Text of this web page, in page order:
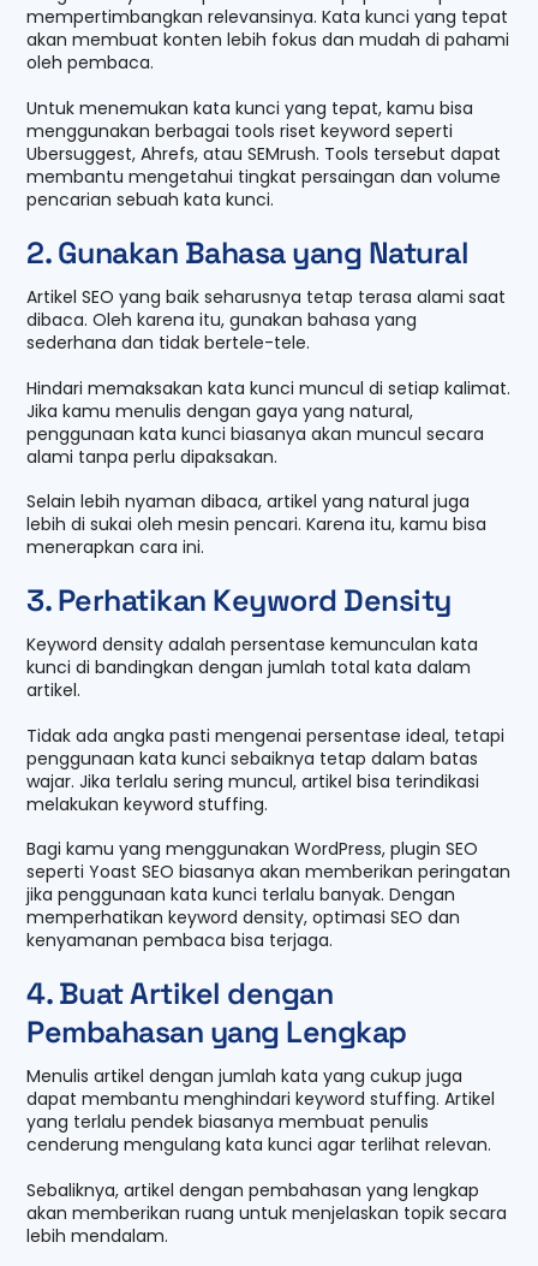
mempertimbangkan relevansinya. Kata kunci yang tepat
akan membuat konten lebih fokus dan mudah di pahami
oleh pembaca.
Untuk menemukan kata kunci yang tepat, kamu bisa
menggunakan berbagai tools riset keyword seperti
Ubersuggest, Ahrefs, atau SEMrush. Tools tersebut dapat
membantu mengetahui tingkat persaingan dan volume
pencarian sebuah kata kunci.
2. Gunakan Bahasa yang Natural
Artikel SEO yang baik seharusnya tetap terasa alami saat
dibaca. Oleh karena itu, gunakan bahasa yang
sederhana dan tidak bertele-tele.
Hindari memaksakan kata kunci muncul di setiap kalimat.
Jika kamu menulis dengan gaya yang natural,
penggunaan kata kunci biasanya akan muncul secara
alami tanpa perlu dipaksakan.
Selain lebih nyaman dibaca, artikel yang natural juga
lebih di sukai oleh mesin pencari. Karena itu, kamu bisa
menerapkan cara ini.
3. Perhatikan Keyword Density
Keyword density adalah persentase kemunculan kata
kunci di bandingkan dengan jumlah total kata dalam
artikel.
Tidak ada angka pasti mengenai persentase ideal, tetapi
penggunaan kata kunci sebaiknya tetap dalam batas
wajar. Jika terlalu sering muncul, artikel bisa terindikasi
melakukan keyword stuffing.
Bagi kamu yang menggunakan WordPress, plugin SEO
seperti Yoast SEO biasanya akan memberikan peringatan
jika penggunaan kata kunci terlalu banyak. Dengan
memperhatikan keyword density, optimasi SEO dan
kenyamanan pembaca bisa terjaga.
4. Buat Artikel dengan
Pembahasan yang Lengkap
Menulis artikel dengan jumlah kata yang cukup juga
dapat membantu menghindari keyword stuffing. Artikel
yang terlalu pendek biasanya membuat penulis
cenderung mengulang kata kunci agar terlihat relevan.
Sebaliknya, artikel dengan pembahasan yang lengkap
akan memberikan ruang untuk menjelaskan topik secara
lebih mendalam.